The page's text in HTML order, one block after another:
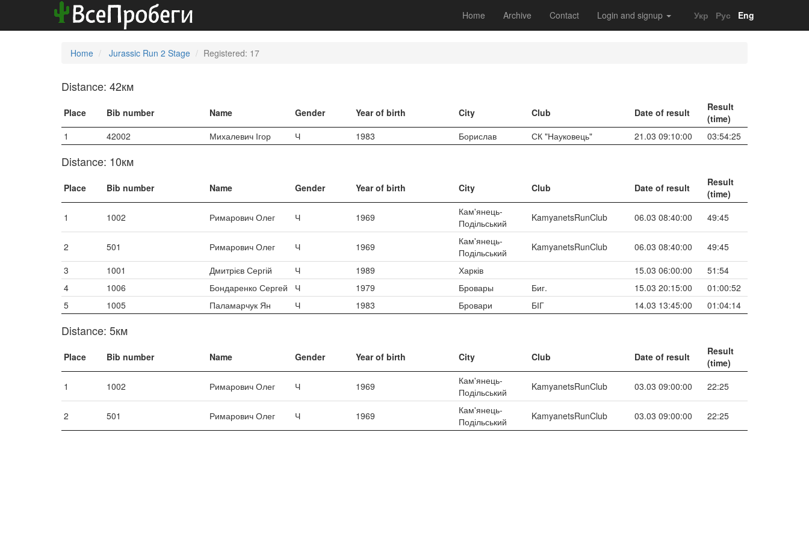
Home Archive Contact Login and signup Укр Рус Eng
Home Jurassic Run 2 Stage Registered: 17
Distance: 42км
Place Bib number Name Gender Year of birth City Club Date of result
Result
(time)
1
42002 Михалевич Ігор Ч 1983 Борислав СК "Науковець" 21.03 09:10:00 03:54:25
Distance: 10км
Place Bib number Name Gender Year of birth City Club Date of result
Result
(time)
1
1002 Римарович Олег Ч 1969
Кам'янець-
Подільський
KamyanetsRunClub 06.03 08:40:00 49:45
2 501 Римарович Олег Ч 1969
Кам'янець-
Подільський
KamyanetsRunClub 06.03 08:40:00
49:45
3
1001 Дмитрієв Сергій Ч 1989 Харків 15.03 06:00:00
51:54
4
1006 Бондаренко Сергей Ч 1979 Бровары Биг. 15.03 20:15:00
01:00:52
5
1005 Паламарчук Ян Ч 1983 Бровари БІГ 14.03 13:45:00 01:04:14
Distance: 5км
Place Bib number Name Gender Year of birth City Club Date of result
Result
(time)
1
1002 Римарович Олег Ч 1969
Кам'янець-
Подільський
KamyanetsRunClub 03.03 09:00:00 22:25
2 501 Римарович Олег Ч 1969
Кам'янець-
Подільський
KamyanetsRunClub 03.03 09:00:00 22:25